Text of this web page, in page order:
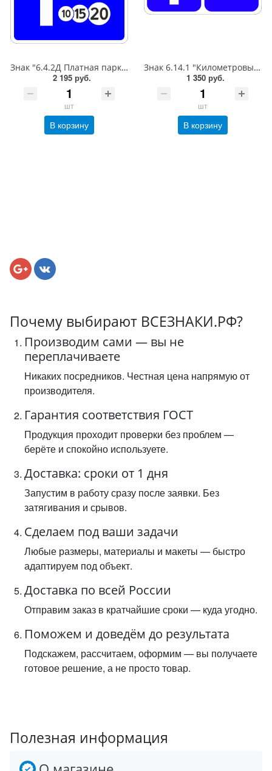
Знак "6.4.2Д Платная парковка для автотранспорта»,B=700Тип А (la) Инженерная (5 лет)металл 0.8 мм
2 195 руб.
шт
В корзину
Знак 6.14.1 "Километровый знак",350*700Тип А (1б) Микропризм. (7-9 лет)металл 0.8 мм
1 350 руб.
шт
В корзину
Почему выбирают ВСЕЗНАКИ.РФ?
Производим сами — вы не
переплачиваете
Никаких посредников. Честная цена напрямую от
производителя.
Гарантия соответствия ГОСТ
Продукция проходит проверки без проблем —
берёте и спокойно используете.
Доставка: сроки от 1 дня
Запустим в работу сразу после заявки. Без
затягивания и срывов.
Сделаем под ваши задачи
Любые размеры, материалы и макеты — быстро
адаптируем под объект.
Доставка по всей России
Отправим заказ в кратчайшие сроки — куда угодно.
Поможем и доведём до результата
Подскажем, рассчитаем, оформим — вы получаете
готовое решение, а не просто товар.
Полезная информация